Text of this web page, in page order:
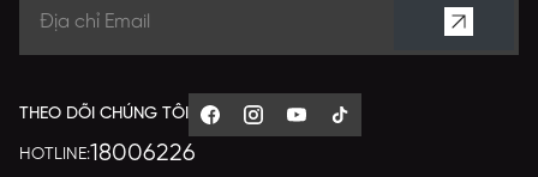
THEO DÕI CHÚNG TÔI
HOTLINE:18006226